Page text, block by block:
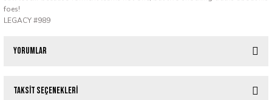
foes!
LEGACY #989
Yorumlar
Taksit Seçenekleri